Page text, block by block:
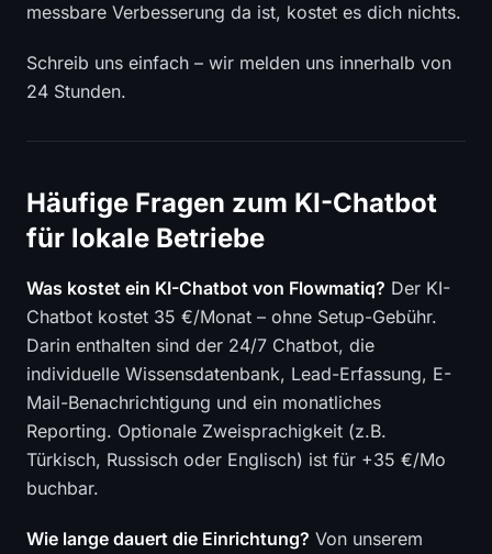
messbare Verbesserung da ist, kostet es dich nichts.
Schreib uns einfach – wir melden uns innerhalb von
24 Stunden.
Häufige Fragen zum KI-Chatbot
für lokale Betriebe
Was kostet ein KI-Chatbot von Flowmatiq? Der KI-
Chatbot kostet 35 €/Monat – ohne Setup-Gebühr.
Darin enthalten sind der 24/7 Chatbot, die
individuelle Wissensdatenbank, Lead-Erfassung, E-
Mail-Benachrichtigung und ein monatliches
Reporting. Optionale Zweisprachigkeit (z.B.
Türkisch, Russisch oder Englisch) ist für +35 €/Mo
buchbar.
Wie lange dauert die Einrichtung? Von unserem